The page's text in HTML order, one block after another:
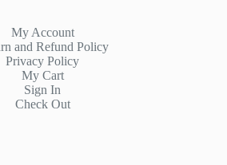
My Account
and Refund Policy
Privacy Policy
My Cart
Sign In
Check Out